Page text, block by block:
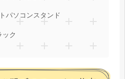
パソコンスタンド
ック